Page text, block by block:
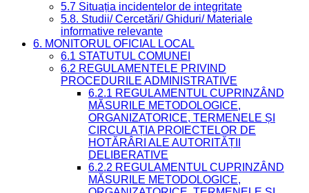
5.7 Situația incidentelor de integritate
5.8. Studii/ Cercetări/ Ghiduri/ Materiale
informative relevante
6. MONITORUL OFICIAL LOCAL
6.1 STATUTUL COMUNEI
6.2 REGULAMENTELE PRIVIND
PROCEDURILE ADMINISTRATIVE
6.2.1 REGULAMENTUL CUPRINZÂND
MĂSURILE METODOLOGICE,
ORGANIZATORICE, TERMENELE ȘI
CIRCULAȚIA PROIECTELOR DE
HOTĂRÂRI ALE AUTORITĂȚII
DELIBERATIVE
6.2.2 REGULAMENTUL CUPRINZÂND
MĂSURILE METODOLOGICE,